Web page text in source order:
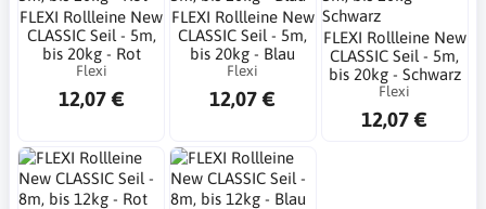
FLEXI Rollleine New
CLASSIC Seil - 5m,
bis 20kg - Rot
Flexi
12,07 €
FLEXI Rollleine New
CLASSIC Seil - 5m,
bis 20kg - Blau
Flexi
12,07 €
FLEXI Rollleine New
CLASSIC Seil - 5m,
bis 20kg - Schwarz
Flexi
12,07 €